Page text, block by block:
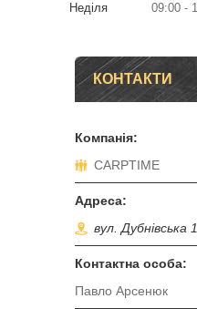
Неділя
09:00
КОНТАКТИ
CARPTIME
вул. Дубнівська
Павло Арсенюк